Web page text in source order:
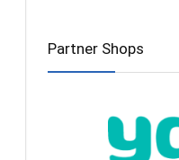
Partner Shops